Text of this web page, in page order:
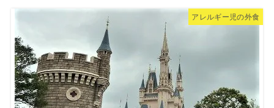
アレルギー児の外食